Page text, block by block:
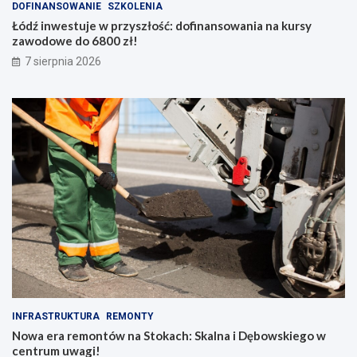
e
h
i
s
t
i
ę
DOFINANSOWANIE SZKOLENIA
Łódź inwestuje w przyszłość: dofinansowania na kursy
zawodowe do 6800 zł!
7 sierpnia 2026
INFRASTRUKTURA REMONTY
Nowa era remontów na Stokach: Skalna i Dębowskiego w
centrum uwagi!